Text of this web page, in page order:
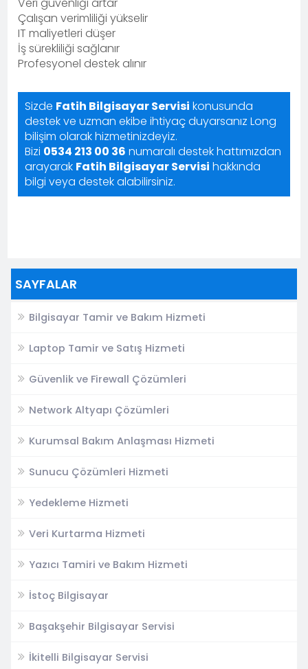
Çalışan verimliliği yükselir
IT maliyetleri düşer
İş sürekliliği sağlanır
Profesyonel destek alınır
Sizde Fatih Bilgisayar Servisi konusunda
destek ve uzman ekibe ihtiyaç duyarsanız Long
bilişim olarak hizmetinizdeyiz.
Bizi 0534 213 00 36 numaralı destek hattımızdan
arayarak Fatih Bilgisayar Servisi hakkında
bilgi veya destek alabilirsiniz.
SAYFALAR
Bilgisayar Tamir ve Bakım Hizmeti
Laptop Tamir ve Satış Hizmeti
Güvenlik ve Firewall Çözümleri
Network Altyapı Çözümleri
Kurumsal Bakım Anlaşması Hizmeti
Sunucu Çözümleri Hizmeti
Yedekleme Hizmeti
Veri Kurtarma Hizmeti
Yazıcı Tamiri ve Bakım Hizmeti
İstoç Bilgisayar
Başakşehir Bilgisayar Servisi
İkitelli Bilgisayar Servisi